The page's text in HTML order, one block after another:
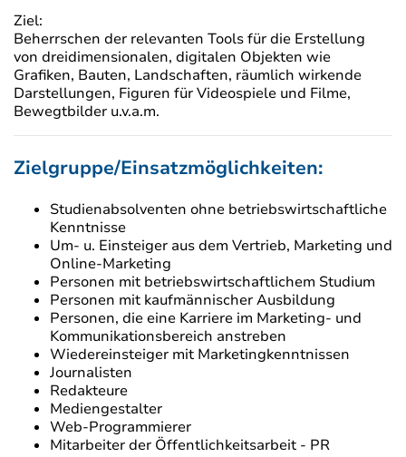
Ziel:
Beherrschen der relevanten Tools für die Erstellung
von dreidimensionalen, digitalen Objekten wie
Grafiken, Bauten, Landschaften, räumlich wirkende
Darstellungen, Figuren für Videospiele und Filme,
Bewegtbilder u.v.a.m.
Zielgruppe/Einsatzmöglichkeiten:
Studienabsolventen ohne betriebswirtschaftliche
Kenntnisse
Um- u. Einsteiger aus dem Vertrieb, Marketing und
Online-Marketing
Personen mit betriebswirtschaftlichem Studium
Personen mit kaufmännischer Ausbildung
Personen, die eine Karriere im Marketing- und
Kommunikationsbereich anstreben
Wiedereinsteiger mit Marketingkenntnissen
Journalisten
Redakteure
Mediengestalter
Web-Programmierer
Mitarbeiter der Öffentlichkeitsarbeit - PR